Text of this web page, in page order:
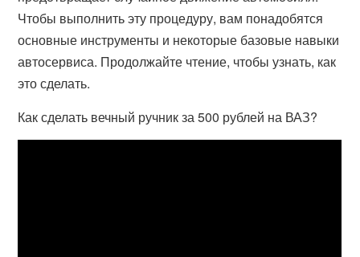
Чтобы выполнить эту процедуру, вам понадобятся
основные инструменты и некоторые базовые навыки
автосервиса. Продолжайте чтение, чтобы узнать, как
это сделать.
Как сделать вечный ручник за 500 рублей на ВАЗ?